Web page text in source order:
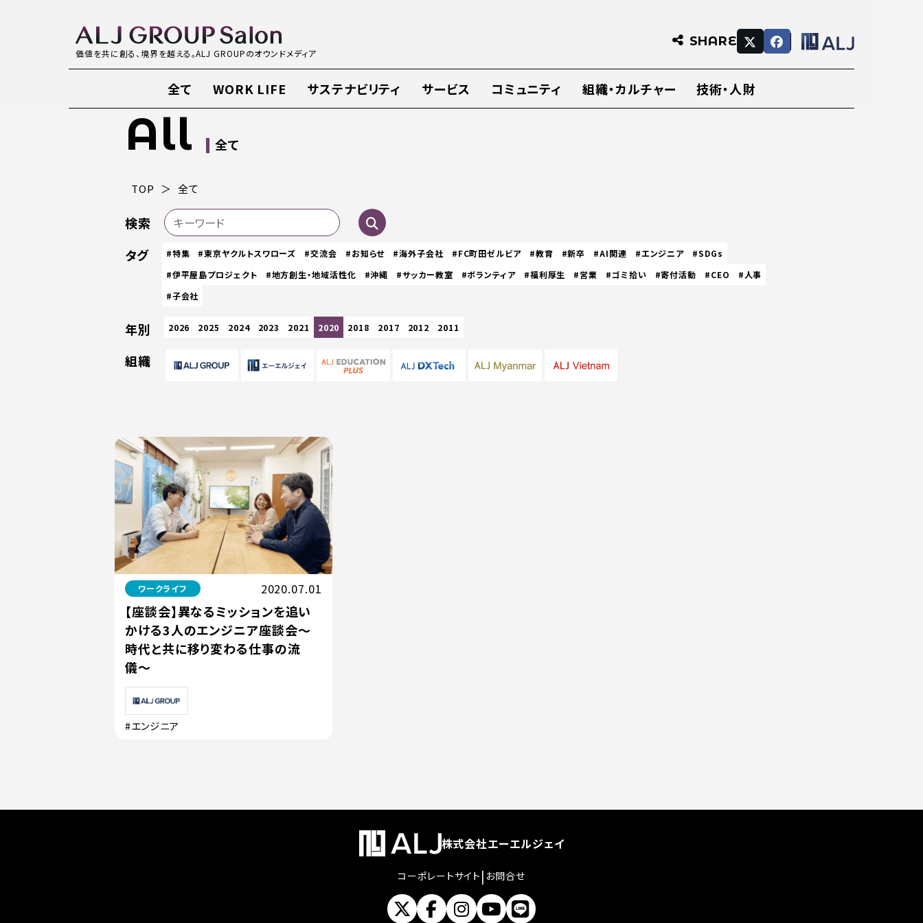
価値を共に創る、境界を越える。ALJ GROUPのオウンドメディア
SHARE
全て WORK LIFE サステナビリティ サービス コミュニティ 組織・カルチャー 技術・人財
All 全て
TOP 全て
検索
タグ
#特集 #東京ヤクルトスワローズ #交流会 #お知らせ #海外子会社 #FC町田ゼルビア #教育 #新卒 #AI関連 #エンジニア
#SDGs
#伊平屋島プロジェクト
#地方創生・地域活性化 #沖縄 #サッカー教室 #ボランティア #福利厚生 #営業 #ゴミ拾い #寄付活動 #CEO
#人事
#子会社
年別 2026 2025 2024 2023 2021 2020 2018 2017 2012 2011
組織
ワークライフ 2020.07.01
【座談会】異なるミッションを追い
かける3人のエンジニア座談会〜
時代と共に移り変わる仕事の流
儀〜
#エンジニア
株式会社エーエルジェイ
コーポレートサイト | お問合せ